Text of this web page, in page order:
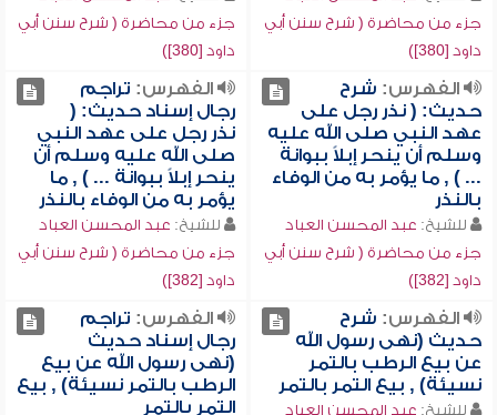
جزء من محاضرة ( شرح سنن أبي
داود [380])
جزء من محاضرة ( شرح سنن أبي
داود [380])
الفهرس: شرح
حديث: ( نذر رجل على
عهد النبي صلى الله عليه
وسلم أن ينحر إبلاً ببوانة
... ) , ما يؤمر به من الوفاء
بالنذر
للشيخ: عبد المحسن العباد
جزء من محاضرة ( شرح سنن أبي
داود [382])
الفهرس: تراجم
رجال إسناد حديث: (
نذر رجل على عهد النبي
صلى الله عليه وسلم أن
ينحر إبلاً ببوانة ... ) , ما
يؤمر به من الوفاء بالنذر
للشيخ: عبد المحسن العباد
جزء من محاضرة ( شرح سنن أبي
داود [382])
الفهرس: شرح
حديث (نهى رسول الله
عن بيع الرطب بالتمر
نسيئة) , بيع التمر بالتمر
للشيخ: عبد المحسن العباد
الفهرس: تراجم
رجال إسناد حديث
(نهى رسول الله عن بيع
الرطب بالتمر نسيئة) , بيع
التمر بالتمر